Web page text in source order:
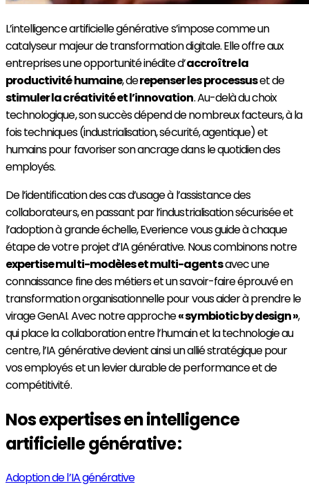
L’intelligence artificielle générative s’impose comme un
catalyseur majeur de transformation digitale. Elle offre aux
entreprises une opportunité inédite d’accroître la
productivité humaine, derepenser les processuset de
stimuler la créativité et l’innovation. Au-delà du choix
technologique, son succès dépend de nombreux facteurs, à la
fois techniques (industrialisation, sécurité, agentique) et
humains pour favoriser son ancrage dans le quotidien des
employés.
De l’identification des cas d’usage à l’assistance des
collaborateurs, en passant par l’industrialisation sécurisée et
l’adoption à grande échelle, Everience vous guide à chaque
étape de votre projet d’IA générative. Nous combinons notre
expertise multi-modèles et multi-agentsavec une
connaissance fine des métiers et un savoir-faire éprouvé en
transformation organisationnelle pour vous aider à prendre le
virage GenAI. Avec notre approche« symbiotic by design »,
qui place la collaboration entre l’humain et la technologie au
centre, l’IA générative devient ainsi un allié stratégique pour
vos employés et un levier durable de performance et de
compétitivité.
Nos expertises en intelligence
artificielle générative :
Adoption de l’IA générative